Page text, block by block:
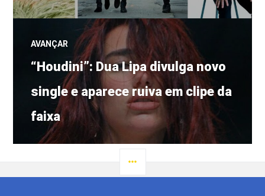
AVANÇAR
Próximo
post:
“Houdini”: Dua Lipa divulga novo
single e aparece ruiva em clipe da
faixa